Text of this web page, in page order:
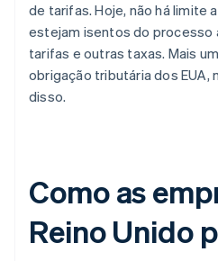
de tarifas. Hoje, não há limite
estejam isentos do processo
tarifas e outras taxas. Mais
obrigação tributária dos EUA,
disso.
Como as
Reino Unido